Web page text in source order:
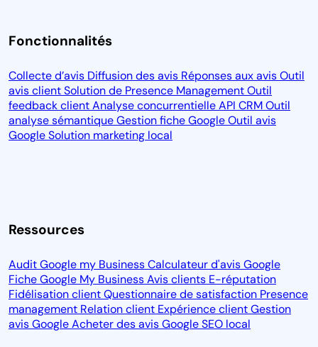
Fonctionnalités
Collecte d’avis Diffusion des avis Réponses aux avisOutil
avis clientSolution de Presence ManagementOutil
feedback clientAnalyse concurrentielleAPI CRMOutil
analyse sémantiqueGestion fiche GoogleOutil avis
GoogleSolution marketing local
Ressources
Audit Google my BusinessCalculateur d'avis Google
Fiche Google My BusinessAvis clients E-réputation
Fidélisation clientQuestionnaire de satisfaction Presence
management Relation client Expérience clientGestion
avis GoogleAcheter des avis GoogleSEO local